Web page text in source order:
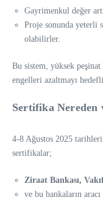
Gayrimenkul değer
Proje sonunda yeterli
olabilirler.
Bu sistem, yüksek
engelleri azaltmayı
Sertifika Nereden
4-8 Ağustos 2025 tarihleri
sertifikalar;
Ziraat Bankası,
ve bu bankaların